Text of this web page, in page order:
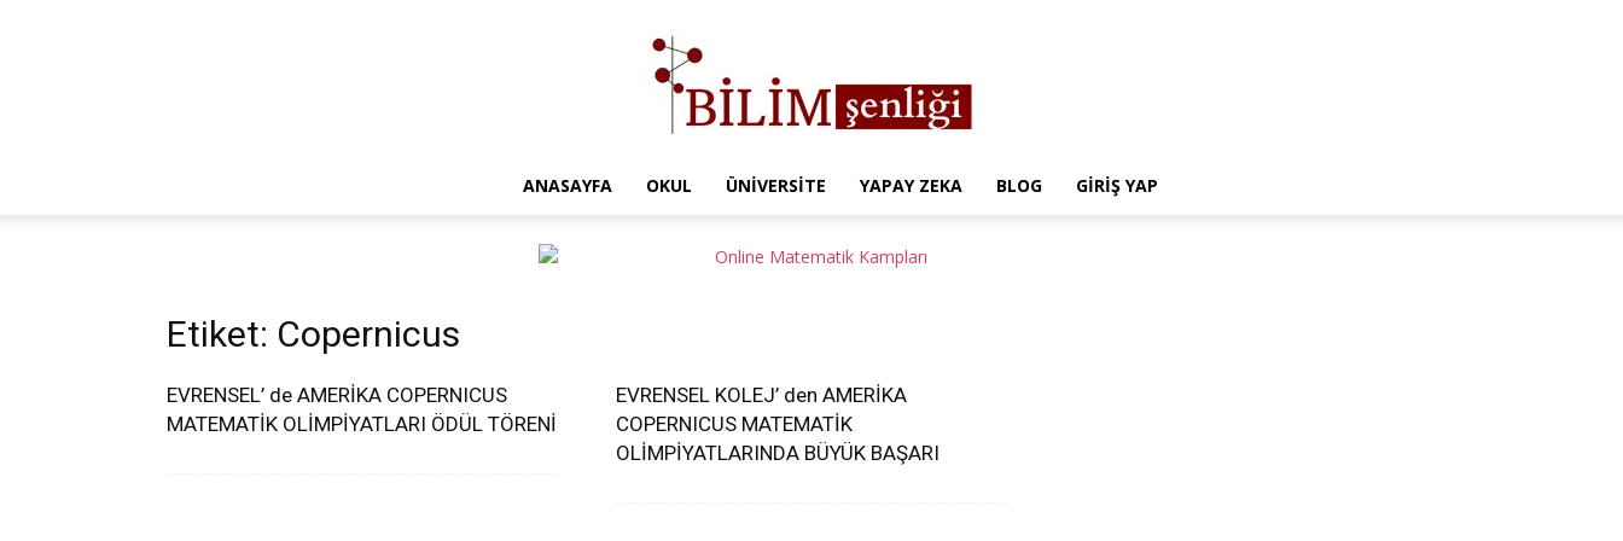
ANASAYFA OKUL ÜNIVERSITE YAPAY ZEKA BLOG GIRIŞ YAP
Etiket: Copernicus
EVRENSEL’ de AMERİKA COPERNICUS
MATEMATİK OLİMPİYATLARI ÖDÜL TÖRENİ
EVRENSEL KOLEJ’ den AMERİKA
COPERNICUS MATEMATİK
OLİMPİYATLARINDA BÜYÜK BAŞARI